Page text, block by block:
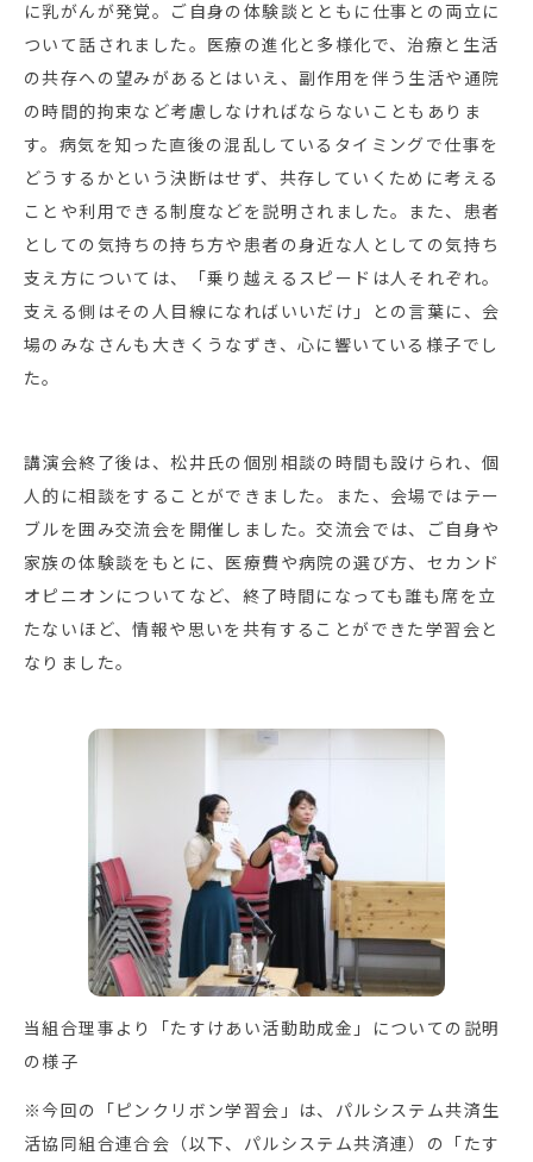
に乳がんが発覚。ご自身の体験談とともに仕事との両立に
ついて話されました。医療の進化と多様化で、治療と生活
の共存への望みがあるとはいえ、副作用を伴う生活や通院
の時間的拘束など考慮しなければならないこともありま
す。病気を知った直後の混乱しているタイミングで仕事を
どうするかという決断はせず、共存していくために考える
ことや利用できる制度などを説明されました。また、患者
としての気持ちの持ち方や患者の身近な人としての気持ち
支え方については、「乗り越えるスピードは人それぞれ。
支える側はその人目線になればいいだけ」との言葉に、会
場のみなさんも大きくうなずき、心に響いている様子でし
た。
講演会終了後は、松井氏の個別相談の時間も設けられ、個
人的に相談をすることができました。また、会場ではテー
ブルを囲み交流会を開催しました。交流会では、ご自身や
家族の体験談をもとに、医療費や病院の選び方、セカンド
オピニオンについてなど、終了時間になっても誰も席を立
たないほど、情報や思いを共有することができた学習会と
なりました。
当組合理事より「たすけあい活動助成金」についての説明
の様子
※今回の「ピンクリボン学習会」は、パルシステム共済生
活協同組合連合会（以下、パルシステム共済連）の「たす